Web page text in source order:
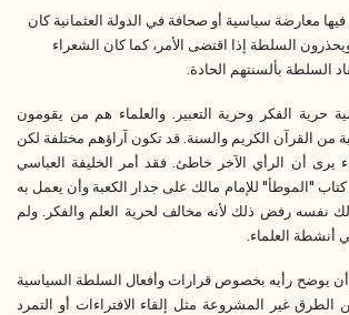
معارضة سياسية أو صحافة في الدولة العثمانية كان
السلطة إذا اقتضى الأمر، كما كان الشعراء
السلطة بألسنتهم الحادة.
حرية الفكر وحرية التعبير. والعلماء هم من يقومون
من القرآن الكريم والسنة. قد تكون آراؤهم مختلفة لكن
يرى أن الرأي الآخر خاطئ. فقد أمر الخليفة العباسي
"الموطأ" للإمام مالك على جدار الكعبة وأن يعمل به
نفسه رفض ذلك لأنه مخالف لحرية العلم والفكر. ولم
أنشطة العلماء.
يوضح رأيه بخصوص قرارات وأفعال السلطة السياسية
غير المشروعة مثل إلقاء الافتراءات أو التمرد